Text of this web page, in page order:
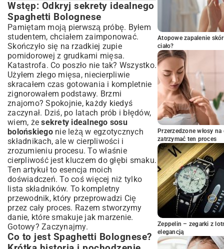
Wstęp: Odkryj sekrety idealnego Spaghetti
Bolognese
Co to jest Spaghetti Bolognese? Krótka
historia i pochodzenie
Składniki na niezapomniane Spaghetti
Bolognese
Krok po kroku: Jak przygotować
perfekcyjne Bolognese?
Wariacje i alternatywy dla klasycznego
przepisu
Porady szefa kuchni: Jak podnieść smak
Bolognese na wyższy poziom
Podsumowanie: Twoje własne
mistrzowskie Bolognese
Wstęp: Odkryj sekrety idealnego
Spaghetti Bolognese
Pamiętam moją pierwszą próbę. Byłem
studentem, chciałem zaimponować.
Skończyło się na rzadkiej zupie
pomidorowej z grudkami mięsa.
Katastrofa. Co poszło nie tak? Wszystko.
Użyłem złego mięsa, niecierpliwie
skracałem czas gotowania i kompletnie
zignorowałem podstawy. Brzmi
znajomo? Spokojnie, każdy kiedyś
zaczynał. Dziś, po latach prób i błędów,
wiem, żesekrety idealnego sosu
bolońskiegonie leżą w egzotycznych
składnikach, ale w cierpliwości i
zrozumieniu procesu. To właśnie
cierpliwość jest kluczem do głębi smaku.
Ten artykuł to esencja moich
doświadczeń. To coś więcej niż tylko
lista składników. To kompletny
przewodnik, który przeprowadzi Cię
przez cały proces. Razem stworzymy
danie, które smakuje jak marzenie.
Gotowy? Zaczynajmy.
Co to jest Spaghetti Bolognese?
Atopowe zapalenie
ciało?
Przerzedzone włosy
zatrzymać ten proces
Zeppelin – zegarki z
elegancją